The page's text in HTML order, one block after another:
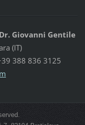
Giovanni Gentile
(IT)
388 836 3125